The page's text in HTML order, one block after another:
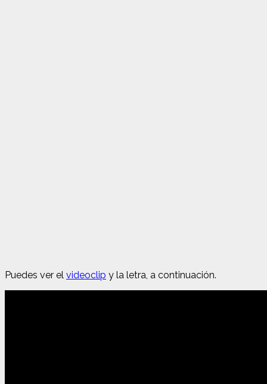
Puedes ver el videoclip y la letra, a continuación.